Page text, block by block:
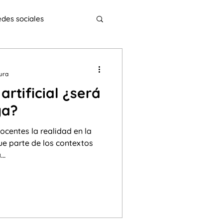
sociales
Interculturalidad
ELECI
coma
¿será
la realidad en la